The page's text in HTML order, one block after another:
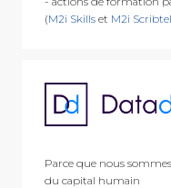
(M2i Skillset M2i Scribtel
Parce que nous
du capital humain